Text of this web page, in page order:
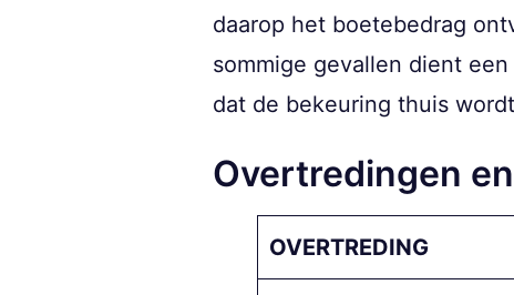
daarop het boetebedrag
sommige gevallen dient
dat de bekeuring thuis
Overtredingen
OVERTREDING